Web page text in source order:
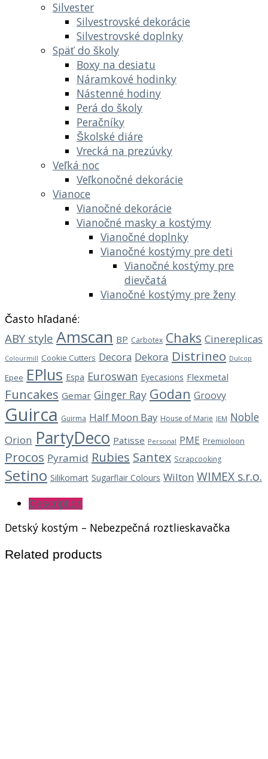
Silvester
Silvestrovské dekorácie
Silvestrovské doplnky
Späť do školy
Boxy na desiatu
Náramkové hodinky
Nástenné hodiny
Perá do školy
Peračníky
Školské diáre
Vrecká na prezúvky
Veľká noc
Veľkonočné dekorácie
Vianoce
Vianočné dekorácie
Vianočné masky a kostýmy
Vianočné doplnky
Vianočné kostýmy pre deti
Vianočné kostýmy pre
dievčatá
Vianočné kostýmy pre ženy
Často hľadané:
ABY style Amscan BP Carbotex Chaks Cinereplicas
Colourmill Cookie Cutters Decora Dekora Distrineo Dulcop
Epee EPlus Espa Euroswan Eyecasions Flexmetal
Funcakes Gemar Ginger Ray Godan Groovy
Guirca Guirma Half Moon Bay House of Marie JEM Noble
Orion PartyDeco Patisse Personal PME Premioloon
Procos Pyramid Rubies Santex Scrapcooking
Setino Silikomart Sugarflair Colours Wilton WIMEX s.r.o.
Description
Detský kostým – Nebezpečná roztlieskavačka
Related products